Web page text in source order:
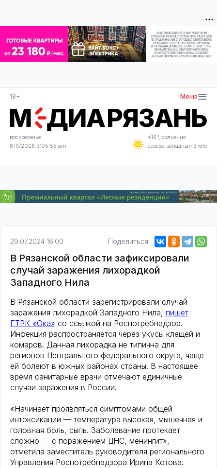
18+ Меню
воскресенье
8/9/2026 3:05:55 am
+16°, солнечно
северо-западный 3 м/с
29.07.2024 16:00 Поделиться:
В Рязанской области зафиксировали
случай заражения лихорадкой
Западного Нила
В Рязанской области зарегистрировали случай
заражения лихорадкой Западного Нила, пишет
ГТРК «Ока» со ссылкой на Роспотребнадзор.
Инфекция распространяется через укусы клещей и
комаров. Данная лихорадка не типична для
регионов Центрального федерального округа, чаще
ей болеют в южных районах страны. В настоящее
время санитарные врачи отмечают единичные
случаи заражения в России.
«Начинает проявляться симптомами общей
интоксикации — температура высокая, мышечная и
головная боль, сыпь. Заболевание протекает
сложно — с поражением ЦНС, менингит», —
отметила заместитель руководителя регионального
Управления Роспотребнадзора Ирина Котова.